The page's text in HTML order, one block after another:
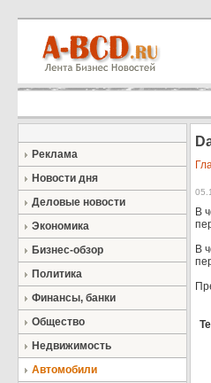
Реклама
Новости дня
Деловые новости
Экономика
Бизнес-обзор
Политика
Финансы, банки
Общество
Недвижимость
Автомобили
В
В